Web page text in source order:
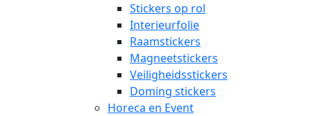
Stickers op rol
Interieurfolie
Raamstickers
Magneetstickers
Veiligheidsstickers
Doming stickers
Horeca en Event